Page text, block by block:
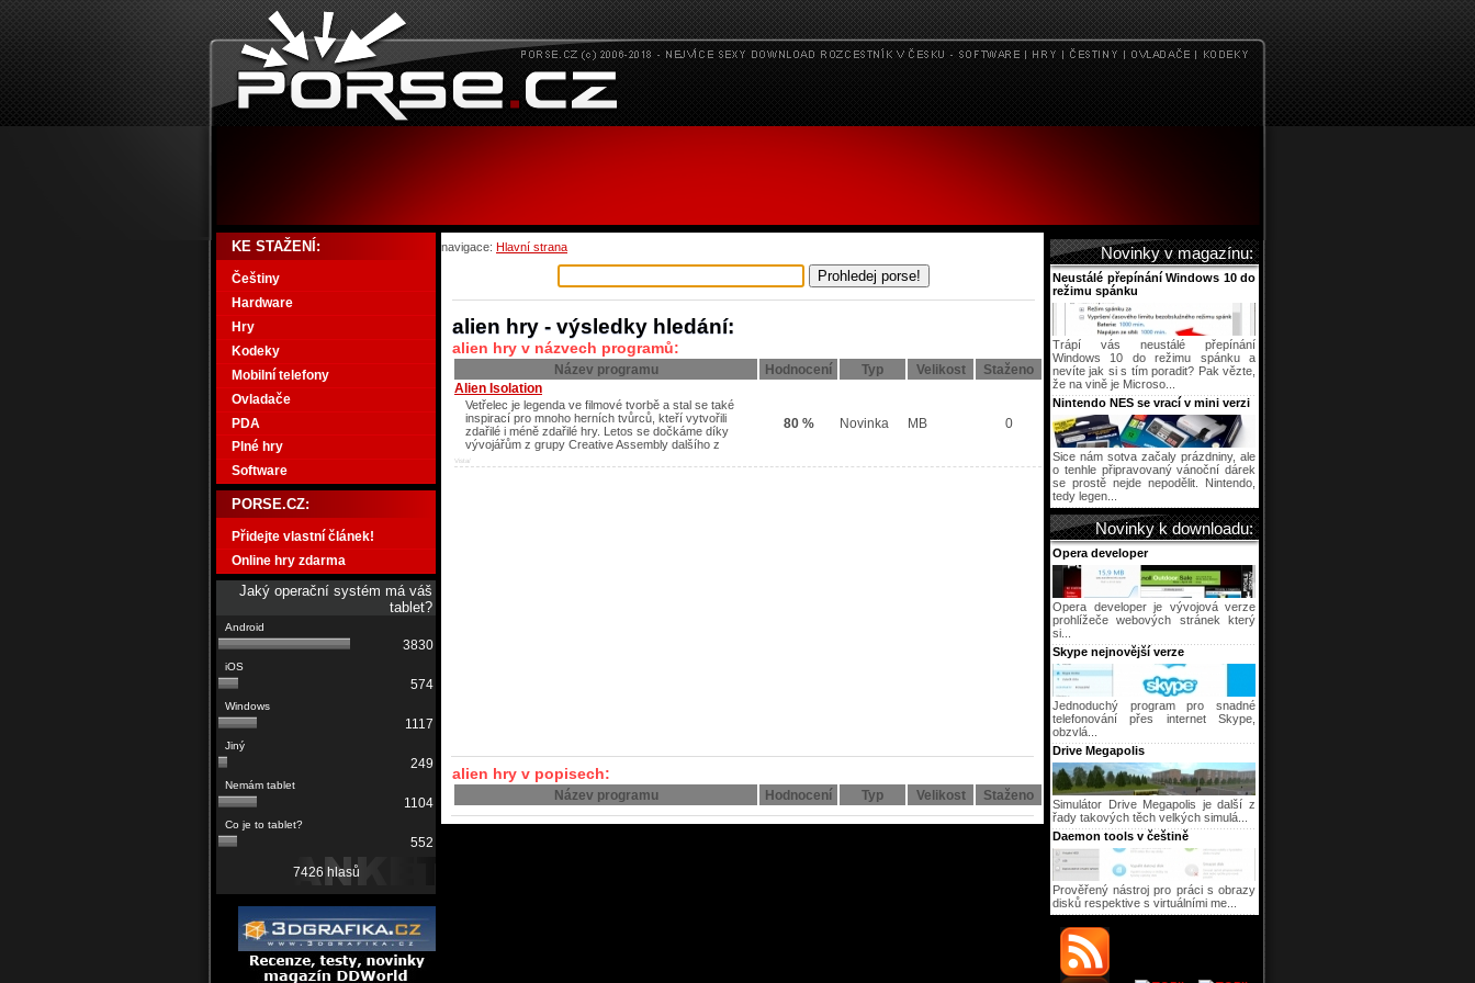
navigace: Hlavní strana
alien hry - výsledky hledání:
alien hry v názvech programů:
Název programu Hodnocení Typ Velikost
Staženo
Alien Isolation
Vetřelec je legenda ve filmové tvorbě a stal se také
inspirací pro mnoho herních tvůrců, kteří vytvořili
zdařilé i méně zdařilé hry. Letos se dočkáme díky
vývojářům z grupy Creative Assembly dalšího z
Vista/
80 % Novinka MB 0
alien hry v popisech:
Název programu Hodnocení Typ Velikost Staženo
KE STAŽENÍ:
Češtiny
Hardware
Hry
Kodeky
Mobilní telefony
Ovladače
PDA
Plné hry
Software
PORSE.CZ:
Přidejte vlastní článek!
Online hry zdarma
Jaký operační systém má váš
tablet?
3830
574
1117
249
1104
552
7426 hlasů
Novinky v magazínu:
Neustálé přepínání Windows 10 do
režimu spánku
Trápí vás neustálé přepínání
Windows 10 do režimu spánku a
nevíte jak si s tím poradit? Pak vězte,
že na vině je Microso...
Nintendo NES se vrací v mini verzi
Sice nám sotva začaly prázdniny, ale
o tenhle připravovaný vánoční dárek
se prostě nejde nepodělit. Nintendo,
tedy legen...
Novinky k downloadu:
Opera developer
Opera developer je vývojová verze
prohlížeče webových stránek který
si...
Skype nejnovější verze
Jednoduchý program pro snadné
telefonování přes internet Skype,
obzvlá...
Drive Megapolis
Simulátor Drive Megapolis je další z
řady takových těch velkých simulá...
Daemon tools v češtině
Prověřený nástroj pro práci s obrazy
disků respektive s virtuálními me...